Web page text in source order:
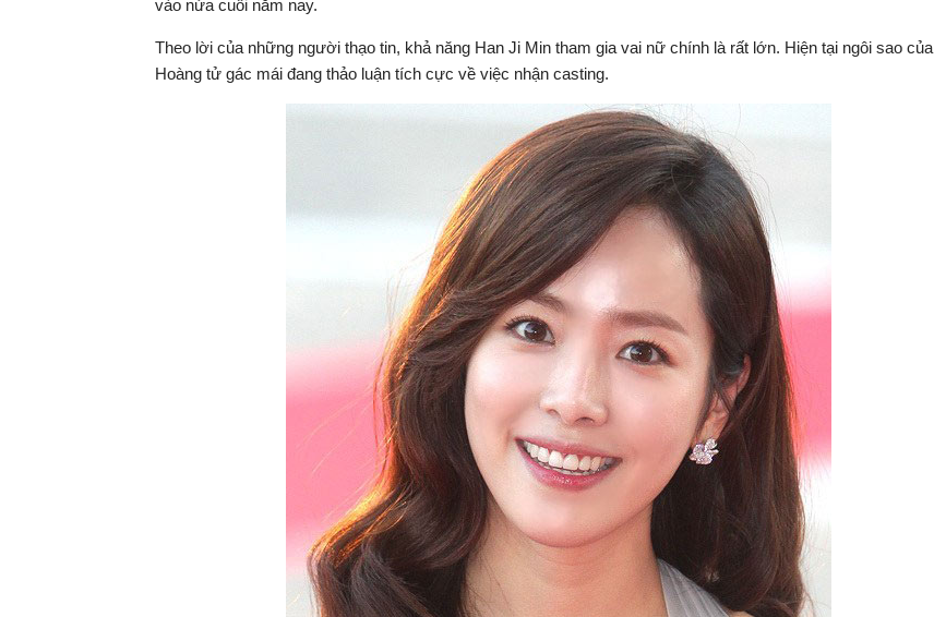
vào nửa cuối năm nay.
Theo lời của những người thạo tin, khả năng Han Ji Min tham gia vai nữ chính là rất lớn. Hiện tại ngôi sao của
Hoàng tử gác mái đang thảo luận tích cực về việc nhận casting.